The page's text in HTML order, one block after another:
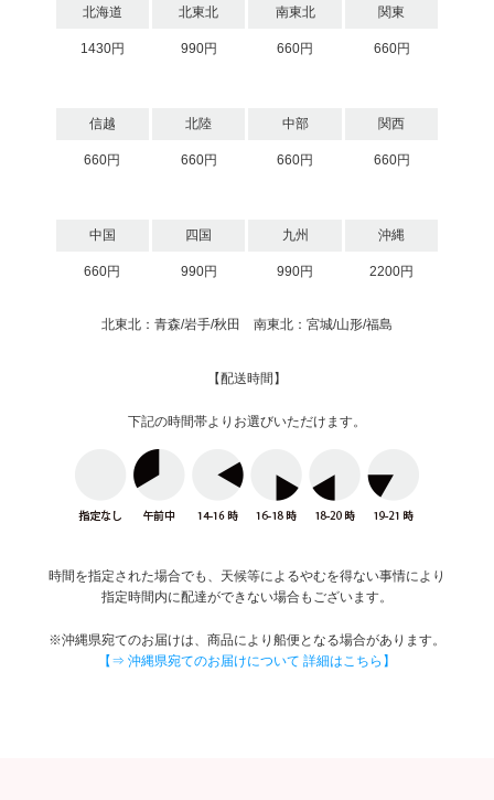
北海道 北東北 南東北 関東
1430円 990円 660円 660円
信越 北陸 中部 関西
660円 660円 660円 660円
中国 四国 九州 沖縄
660円 990円 990円 2200円
北東北：青森/岩手/秋田 南東北：宮城/山形/福島
【配送時間】
下記の時間帯よりお選びいただけます。
時間を指定された場合でも、天候等によるやむを得ない事情により
指定時間内に配達ができない場合もございます。
※沖縄県宛てのお届けは、商品により船便となる場合があります。
【⇒ 沖縄県宛てのお届けについて 詳細はこちら】